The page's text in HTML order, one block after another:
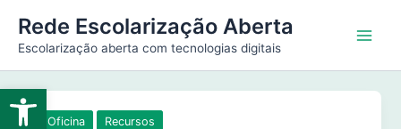
Abrir a barra de ferramentas
para
conteúdo
Rede Escolarização Aberta
Escolarização aberta com tecnologias digitais
Oficina Recursos